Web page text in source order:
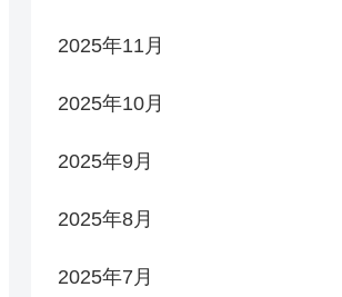
2025年11月
2025年10月
2025年9月
2025年8月
2025年7月